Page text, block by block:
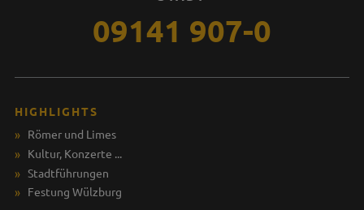
09141 907-0
HIGHLIGHTS
Römer und Limes
Kultur, Konzerte ...
Stadtführungen
Festung Wülzburg